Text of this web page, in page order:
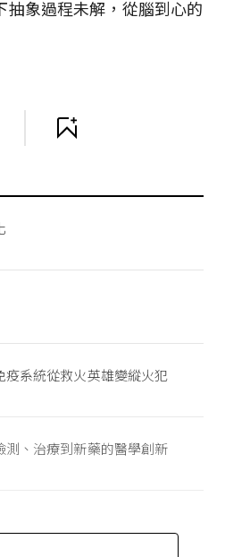
抽象過程未解，從腦到心的
系統從救火英雄變縱火犯
、治療到新藥的醫學創新